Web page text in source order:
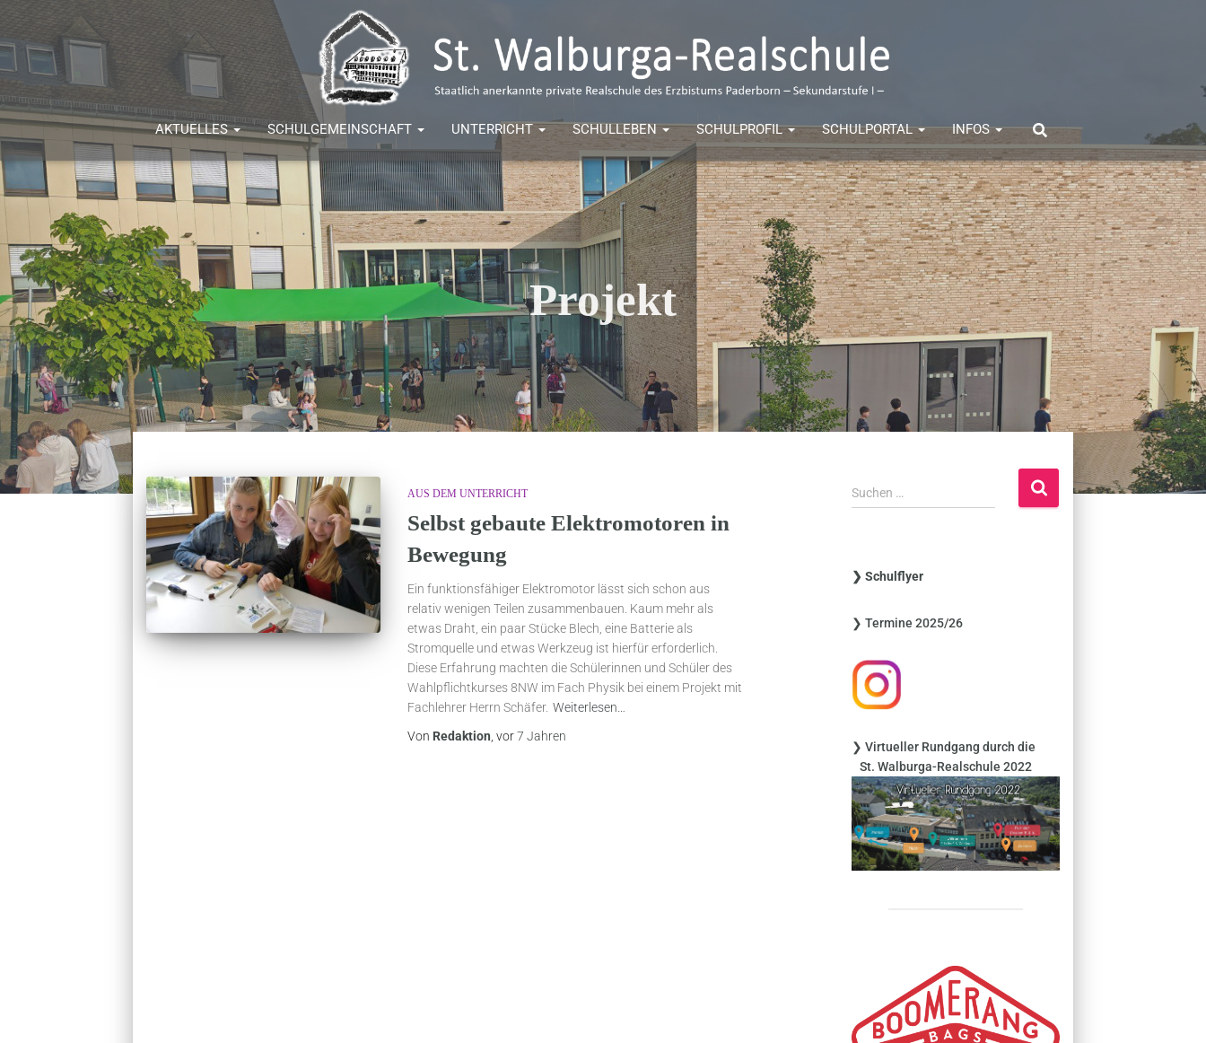
AKTUELLES SCHULGEMEINSCHAFT UNTERRICHT SCHULLEBEN SCHULPROFIL SCHULPORTAL INFOS
Projekt
AUS DEM UNTERRICHT
Selbst gebaute Elektromotoren in
Bewegung
Ein funktionsfähiger Elektromotor lässt sich schon aus
relativ wenigen Teilen zusammenbauen. Kaum mehr als
etwas Draht, ein paar Stücke Blech, eine Batterie als
Stromquelle und etwas Werkzeug ist hierfür erforderlich.
Diese Erfahrung machten die Schülerinnen und Schüler des
Wahlpflichtkurses 8NW im Fach Physik bei einem Projekt mit
Fachlehrer Herrn Schäfer. Weiterlesen…
Von Redaktion, vor7 Jahren
S
u
n
a
h
:
Suchen …
❯ Schulflyer
❯ Termine 2025/26
❯ Virtueller Rundgang durch die
St. Walburga-Realschule 2022